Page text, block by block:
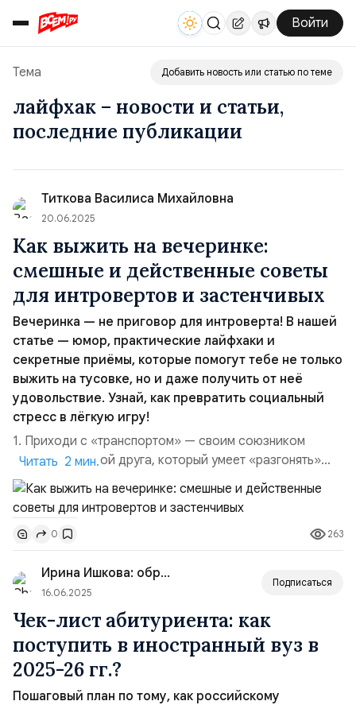
Войти
Тема Добавить новость или статью по теме
лайфхак – новости и статьи,
последние публикации
Титкова Василиса Михайловна
20.06.2025
Как выжить на вечеринке:
смешные и действенные советы
для интровертов и застенчивых
Вечеринка — не приговор для интроверта! В нашей
статье — юмор, практические лайфхаки и
секретные приёмы, которые помогут тебе не только
выжить на тусовке, но и даже получить от неё
удовольствие. Узнай, как превратить социальный
стресс в лёгкую игру!
1. Приходи с «транспортом» — своим союзником
Приведи с собой друга, который умеет «разгонять»
компанию или хотя бы понимает твои взгляды и
сигналы SOS. Если у тебя есть такой человек — вы уже
команда супергероев, и вы сможете вместе
маскироваться, вести интеллектуальные диалоги и
прятаться от надоедливых разговоров. 2. Секретное
оружие&nb...
Читать 2 мин.
0 263
Ирина Ишкова: образование за р...
16.06.2025
Подписаться
Чек-лист абитуриента: как
поступить в иностранный вуз в
2025-26 гг.?
Пошаговый план по тому, как российскому